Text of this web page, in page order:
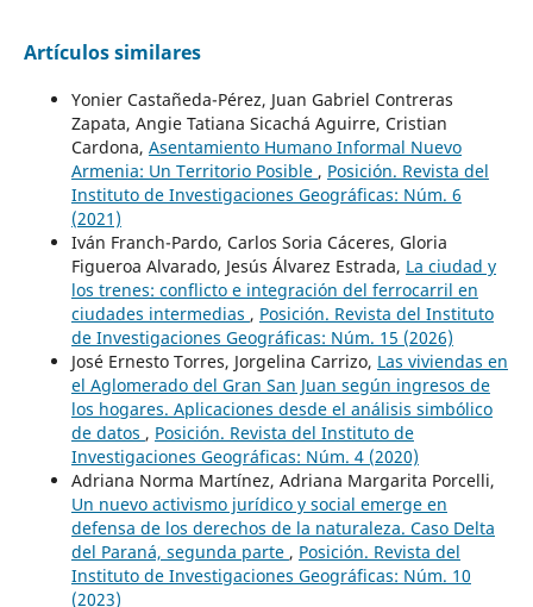
Artículos similares
Yonier Castañeda-Pérez, Juan Gabriel Contreras
Zapata, Angie Tatiana Sicachá Aguirre, Cristian
Cardona, Asentamiento Humano Informal Nuevo
Armenia: Un Territorio Posible , Posición. Revista del
Instituto de Investigaciones Geográficas: Núm. 6
(2021)
Iván Franch-Pardo, Carlos Soria Cáceres, Gloria
Figueroa Alvarado, Jesús Álvarez Estrada, La ciudad y
los trenes: conflicto e integración del ferrocarril en
ciudades intermedias , Posición. Revista del Instituto
de Investigaciones Geográficas: Núm. 15 (2026)
José Ernesto Torres, Jorgelina Carrizo, Las viviendas en
el Aglomerado del Gran San Juan según ingresos de
los hogares. Aplicaciones desde el análisis simbólico
de datos , Posición. Revista del Instituto de
Investigaciones Geográficas: Núm. 4 (2020)
Adriana Norma Martínez, Adriana Margarita Porcelli,
Un nuevo activismo jurídico y social emerge en
defensa de los derechos de la naturaleza. Caso Delta
del Paraná, segunda parte , Posición. Revista del
Instituto de Investigaciones Geográficas: Núm. 10
(2023)